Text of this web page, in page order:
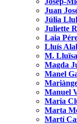
Juan
Júlia
Juliette
Laia
Lluís
M.
Magda
Manel
Manuel
Maria
Marta
Martí